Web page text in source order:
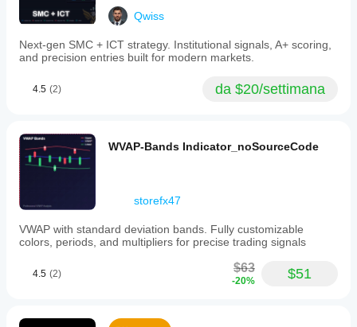
Qwiss
Next-gen SMC + ICT strategy. Institutional signals, A+ scoring,
and precision entries built for modern markets.
4.5 (2) da $20/settimana
WVAP-Bands Indicator_noSourceCode
storefx47
VWAP with standard deviation bands. Fully customizable
colors, periods, and multipliers for precise trading signals
4.5 (2) $63
-20% $51